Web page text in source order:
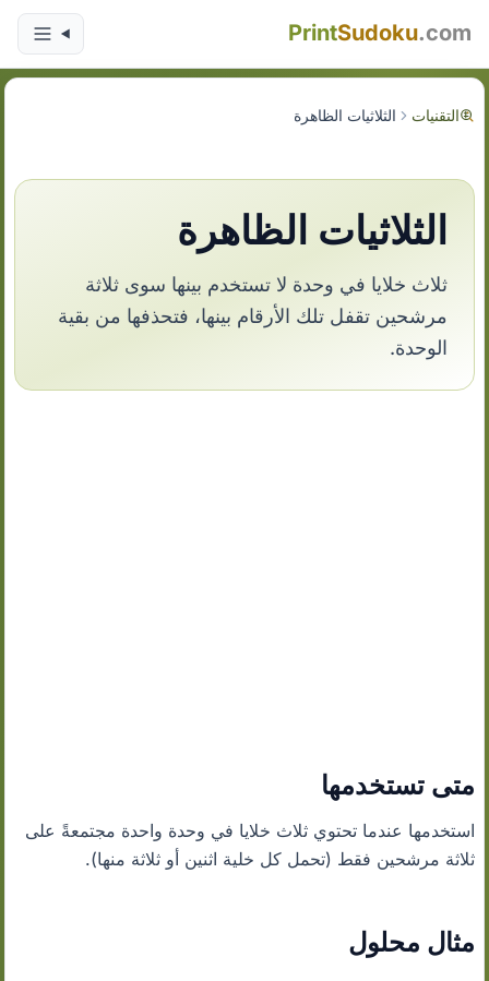
PrintSudoku.com
التقنيات الثلاثيات الظاهرة
الثلاثيات الظاهرة
ثلاث خلايا في وحدة لا تستخدم بينها سوى ثلاثة
مرشحين تقفل تلك الأرقام بينها، فتحذفها من بقية
الوحدة.
متى تستخدمها
استخدمها عندما تحتوي ثلاث خلايا في وحدة واحدة مجتمعةً على
ثلاثة مرشحين فقط (تحمل كل خلية اثنين أو ثلاثة منها).
مثال محلول